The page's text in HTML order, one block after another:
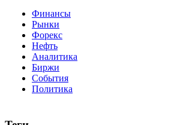
Финансы
Рынки
Форекс
Нефть
Аналитика
Биржи
События
Политика